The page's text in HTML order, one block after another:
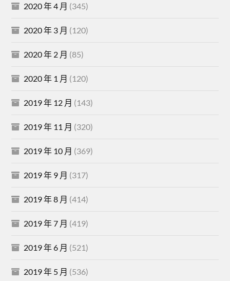
2020 年 4 月 (345)
2020 年 3 月 (120)
2020 年 2 月 (85)
2020 年 1 月 (120)
2019 年 12 月 (143)
2019 年 11 月 (320)
2019 年 10 月 (369)
2019 年 9 月 (317)
2019 年 8 月 (414)
2019 年 7 月 (419)
2019 年 6 月 (521)
2019 年 5 月 (536)